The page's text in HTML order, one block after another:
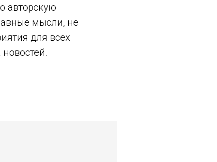
авторскую
мысли, не
для всех